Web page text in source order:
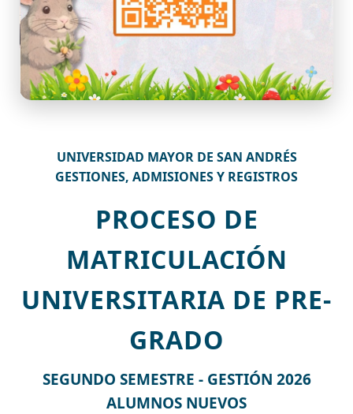
UNIVERSIDAD MAYOR DE SAN ANDRÉS
GESTIONES, ADMISIONES Y REGISTROS
PROCESO DE
MATRICULACIÓN
UNIVERSITARIA DE PRE-
GRADO
SEGUNDO SEMESTRE - GESTIÓN 2026
ALUMNOS NUEVOS